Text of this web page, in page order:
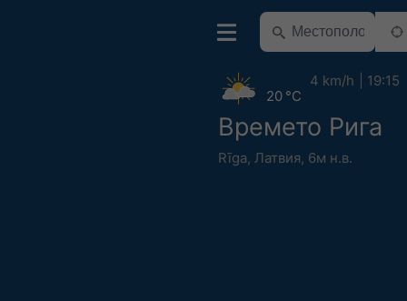
Времето Рига
Rīga, Латвия, 6м н.в.
20 °C
4 km/h 19:15